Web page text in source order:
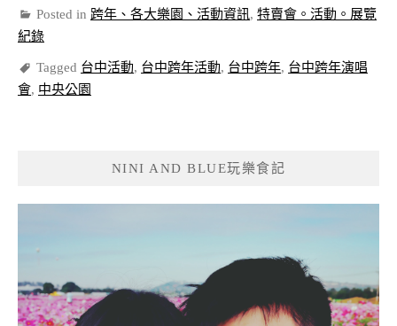
Posted in 跨年、各大樂園、活動資訊, 特賣會。活動。展覽
紀錄
Tagged 台中活動, 台中跨年活動, 台中跨年, 台中跨年演唱
會, 中央公園
NINI AND BLUE玩樂食記